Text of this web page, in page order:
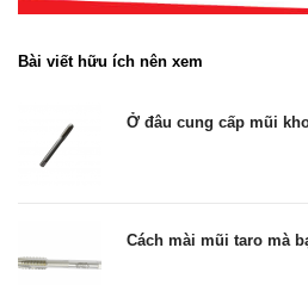
Bài viết hữu ích nên xem
Ở đâu cung cấp mũi
Cách mài mũi taro mà